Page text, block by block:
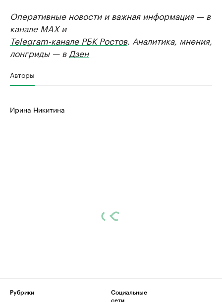
Оперативные новости и важная информация — в
канале MAXи
Telegram-канале РБК Ростов. Аналитика, мнения,
лонгриды — в Дзен
Авторы
Ирина Никитина
Рубрики
Социальные
сети